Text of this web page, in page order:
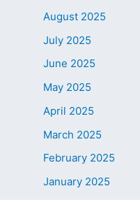
August 2025
July 2025
June 2025
May 2025
April 2025
March 2025
February 2025
January 2025